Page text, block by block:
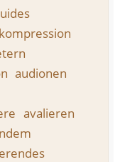
audionen
avalieren